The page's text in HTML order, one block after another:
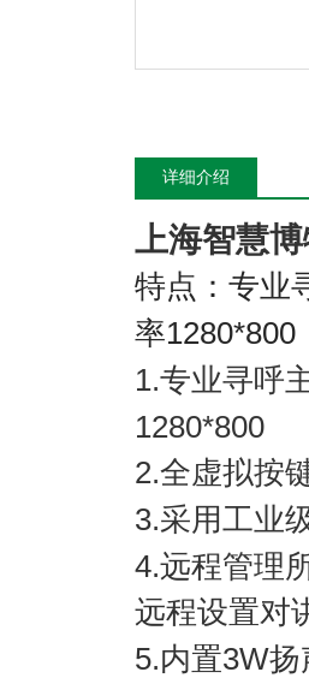
详细介绍
上海智慧
特点：专业
率1280*800
1.专业寻呼
1280*800
2.全虚拟按
3.采用工业
4.远程管理
远程设置对
5.内置3W扬